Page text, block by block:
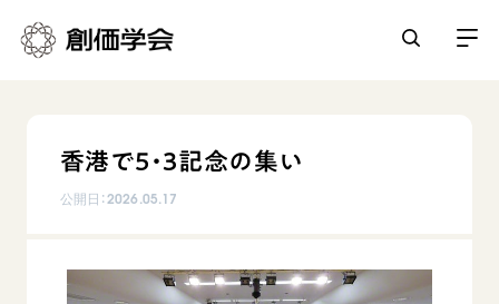
御本尊
日常の活動
朝晩の祈り（勤行・唱題）
平和・文化・教育
香港で5・3記念の集い
公開日：2026.05.17